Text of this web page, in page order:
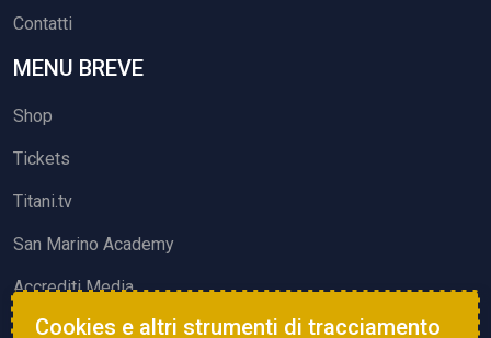
Contatti
MENU BREVE
Shop
Tickets
Titani.tv
San Marino Academy
Accrediti Media
ATTIVITÀ ED EVENTI
Cookies e altri strumenti di tracciamento